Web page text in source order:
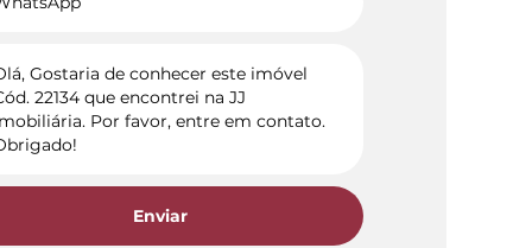
Enviar